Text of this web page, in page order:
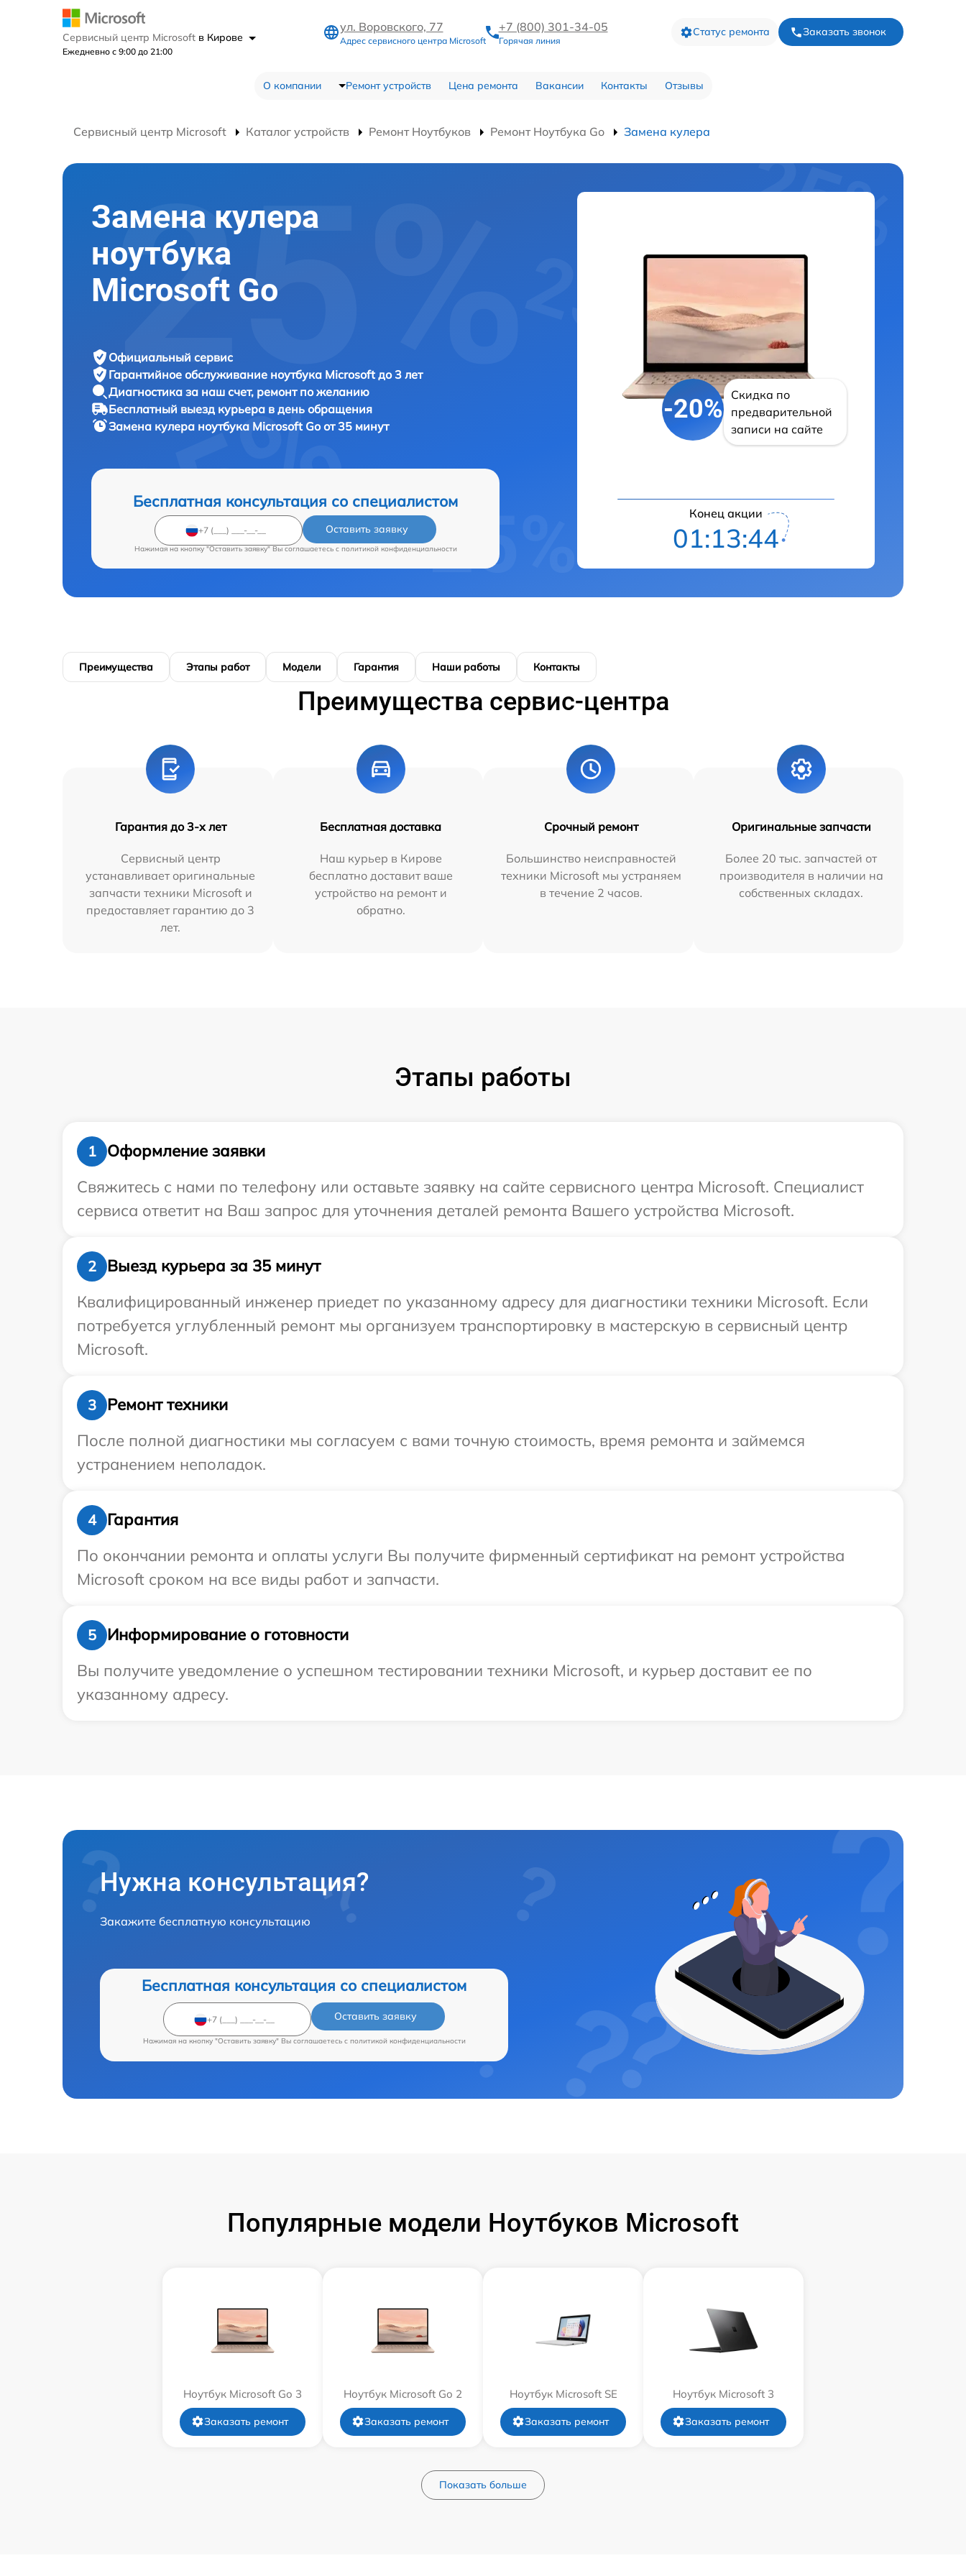
Сервисный центр Microsoft в Кирове
Ежедневно с 9:00 до 21:00
ул. Воровского, 77
Адрес сервисного центра Microsoft
+7 (800) 301-34-05
Горячая линия
Статус ремонта Заказать звонок
О компании Ремонт устройств Цена ремонта Вакансии Контакты Отзывы
Сервисный центр Microsoft Каталог устройств Ремонт Ноутбуков Ремонт Ноутбука Go Замена кулера
Замена кулера
ноутбука
Microsoft Go
Официальный сервис
Гарантийное обслуживание ноутбука Microsoft до 3 лет
Диагностика за наш счет, ремонт по желанию
Бесплатный выезд курьера в день обращения
Замена кулера ноутбука Microsoft Go от 35 минут
Бесплатная консультация со специалистом
Оставить заявку
Нажимая на кнопку "Оставить заявку" Вы соглашаетесь c политикой конфиденциальности
-20%
Скидка по
предварительной
записи на сайте
Конец акции
01:13:43
Преимущества Этапы работ Модели Гарантия Наши работы Контакты
Преимущества сервис-центра
Гарантия до 3-х лет
Сервисный центр
устанавливает оригинальные
запчасти техники Microsoft и
предоставляет гарантию до 3
лет.
Бесплатная доставка
Наш курьер в Кирове
бесплатно доставит ваше
устройство на ремонт и
обратно.
Срочный ремонт
Большинство неисправностей
техники Microsoft мы устраняем
в течение 2 часов.
Оригинальные запчасти
Более 20 тыс. запчастей от
производителя в наличии на
собственных складах.
Этапы работы
1
Оформление заявки
Свяжитесь с нами по телефону или оставьте заявку на сайте сервисного центра Microsoft. Специалист
сервиса ответит на Ваш запрос для уточнения деталей ремонта Вашего устройства Microsoft.
2
Выезд курьера за 35 минут
Квалифицированный инженер приедет по указанному адресу для диагностики техники Microsoft. Если
потребуется углубленный ремонт мы организуем транспортировку в мастерскую в сервисный центр
Microsoft.
3
Ремонт техники
После полной диагностики мы согласуем с вами точную стоимость, время ремонта и займемся
устранением неполадок.
4
Гарантия
По окончании ремонта и оплаты услуги Вы получите фирменный сертификат на ремонт устройства
Microsoft сроком на все виды работ и запчасти.
5
Информирование о готовности
Вы получите уведомление о успешном тестировании техники Microsoft, и курьер доставит ее по
указанному адресу.
Нужна консультация?
Закажите бесплатную консультацию
Бесплатная консультация со специалистом
Оставить заявку
Нажимая на кнопку "Оставить заявку" Вы соглашаетесь c политикой конфиденциальности
Популярные модели Ноутбуков Microsoft
Ноутбук Microsoft Go 3
Заказать ремонт
Ноутбук Microsoft Go 2
Заказать ремонт
Ноутбук Microsoft SE
Заказать ремонт
Ноутбук Microsoft 3
Заказать ремонт
Показать больше